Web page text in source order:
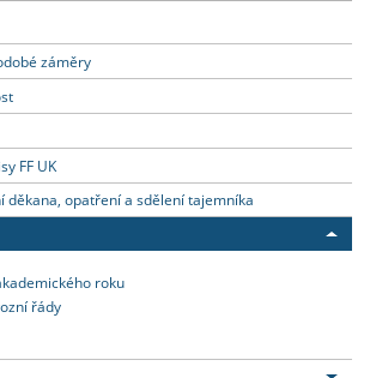
záměry
FF UK
děkana, opatření a sdělení tajemníka
roku
řády